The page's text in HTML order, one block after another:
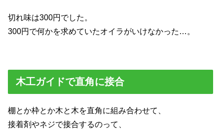
切れ味は300円でした。
300円で何かを求めていたオイラがいけなかった…。
木工ガイドで直角に接合
棚とか枠とか木と木を直角に組み合わせて、
接着剤やネジで接合するのって、